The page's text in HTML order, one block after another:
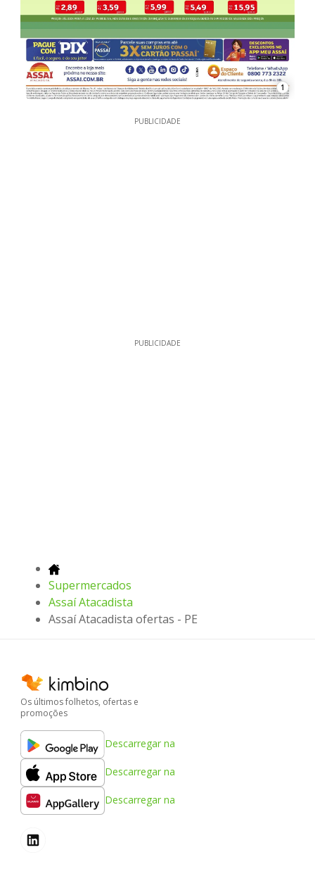
1
PUBLICIDADE
PUBLICIDADE
Supermercados
Assaí Atacadista
Assaí Atacadista ofertas - PE
Os últimos folhetos, ofertas e
promoções
Descarregar na
Descarregar na
Descarregar na